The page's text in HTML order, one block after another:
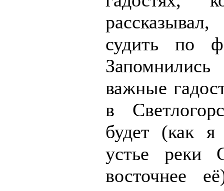
судить по
важные
в
будет (как
устье реки
восточнее